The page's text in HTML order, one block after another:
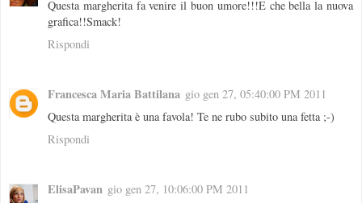
Questa margherita fa venire il buon umore!!!E che bella la nuova
grafica!!Smack!
Rispondi
Francesca Maria Battilana gio gen 27, 05:40:00 PM 2011
Questa margherita è una favola! Te ne rubo subito una fetta ;-)
Rispondi
ElisaPavan gio gen 27, 10:06:00 PM 2011